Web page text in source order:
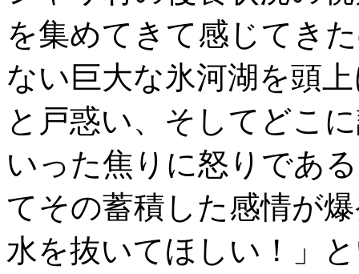
を集めてきて感じてき
ない巨大な氷河湖を頭
と戸惑い、そしてどこ
いった焦りに怒りであ
てその蓄積した感情が
水を抜いてほしい！」